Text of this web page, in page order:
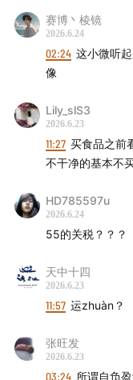
赛博丶棱镜
2026.6.24
02:24 这小微听
像
Lily_slS3
2026.6.23
11:27 买食品之前
不干净的基本不买
HD785597u
2026.6.24
55的关税？？？
天中十四
2026.6.23
11:57 运zhuàn？
张旺发
2026.6.23
03:24 所谓自负